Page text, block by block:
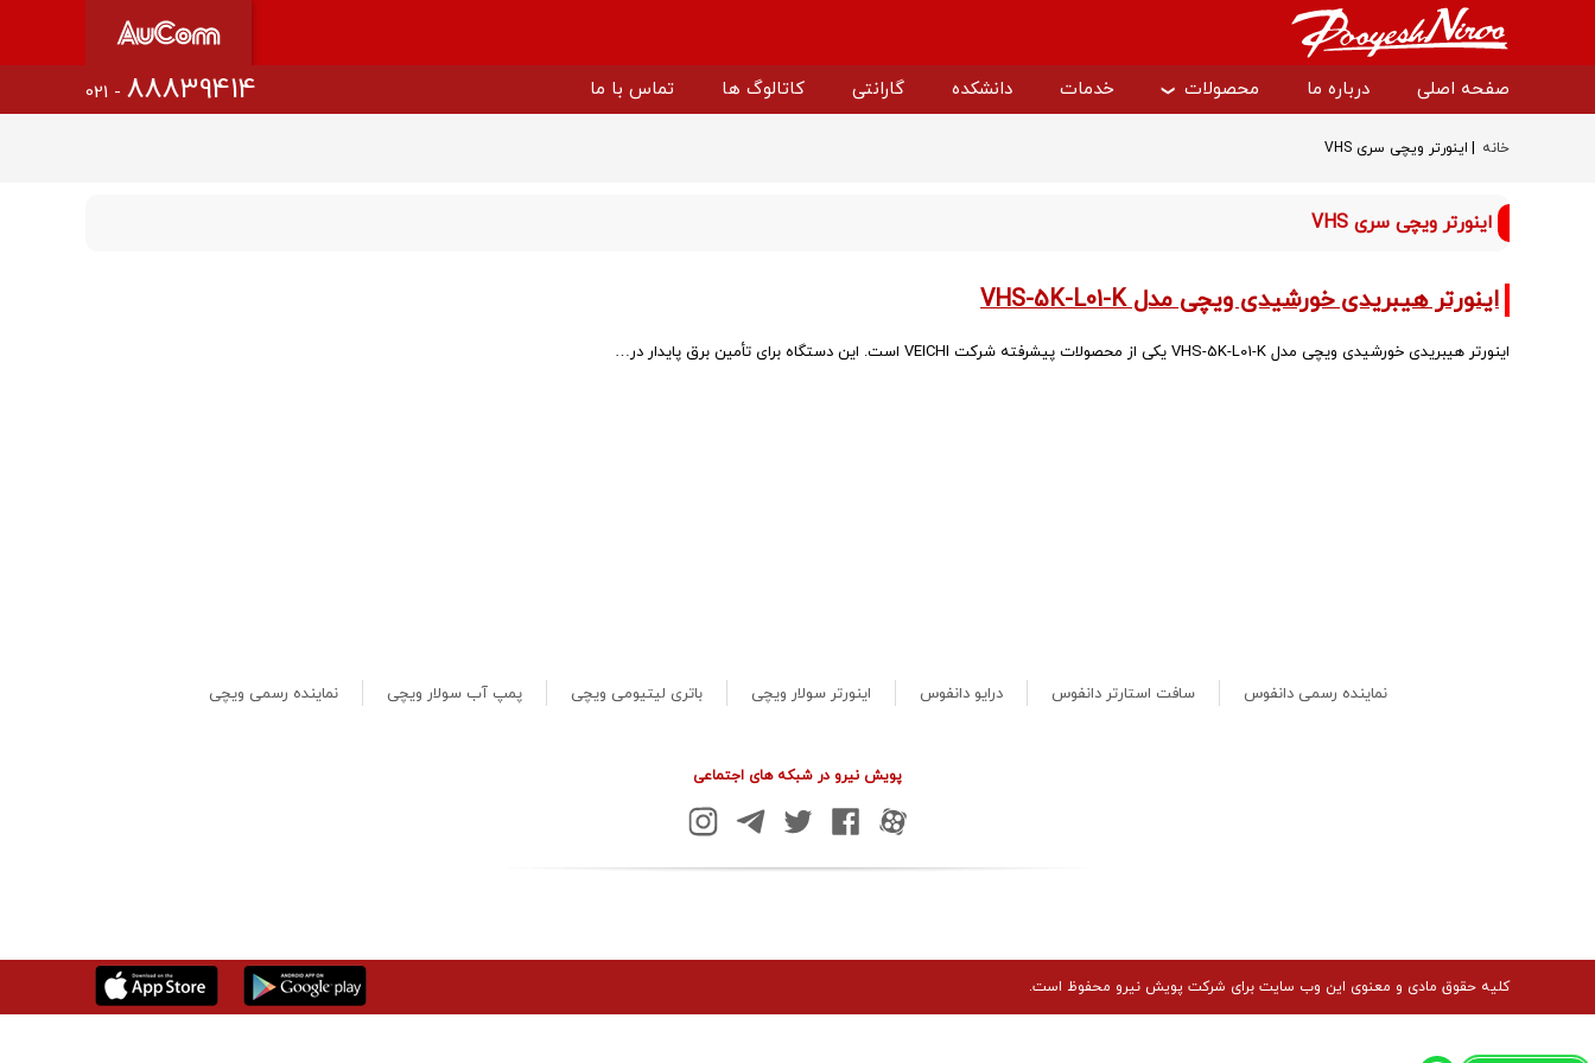
صفحه اصلی درباره ما محصولات
درایو وکن
اینورتر پمپ خورشیدی ویچی
خدمات دانشکده گارانتی کاتالوگ ها تماس با ما 021 - 88839414
خانه | اینورتر ویچی سری VHS
اینورتر ویچی سری VHS
اینورتر هیبریدی خورشیدی ویچی مدل VHS-5K-L01-K
اینورتر هیبریدی خورشیدی ویچی مدل VHS-5K-L01-K یکی از محصولات پیشرفته شرکت VEICHI است. این دستگاه برای تأمین برق پایدار در…
نماینده رسمی دانفوس سافت استارتر دانفوس درایو دانفوس اینورتر سولار ویچی باتری لیتیومی ویچی پمپ آب سولار ویچی نماینده رسمی ویچی
پویش نیرو در شبکه های اجتماعی
کلیه حقوق مادی و معنوی این وب سایت برای شرکت پویش نیرو محفوظ است.